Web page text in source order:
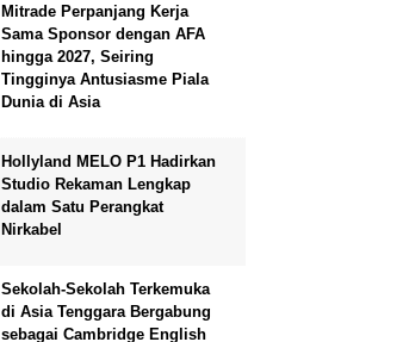
Mitrade Perpanjang Kerja
Sama Sponsor dengan AFA
hingga 2027, Seiring
Tingginya Antusiasme Piala
Dunia di Asia
Hollyland MELO P1 Hadirkan
Studio Rekaman Lengkap
dalam Satu Perangkat
Nirkabel
Sekolah-Sekolah Terkemuka
di Asia Tenggara Bergabung
sebagai Cambridge English